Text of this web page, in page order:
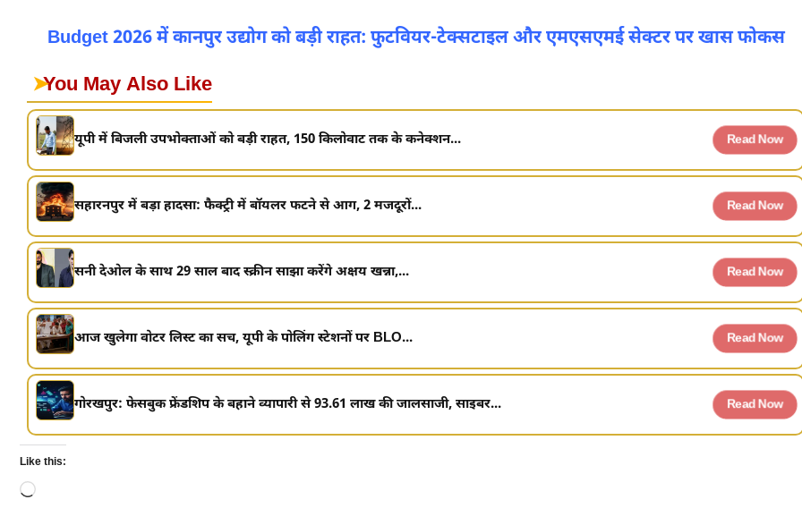
Budget 2026 में कानपुर उद्योग को बड़ी राहत: फुटवियर-टेक्सटाइल और एमएसएमई सेक्टर पर खास फोकस
➤You May Also Like
यूपी में बिजली उपभोक्ताओं को बड़ी राहत, 150 किलोवाट तक के कनेक्शन... Read Now
सहारनपुर में बड़ा हादसा: फैक्ट्री में बॉयलर फटने से आग, 2 मजदूरों... Read Now
सनी देओल के साथ 29 साल बाद स्क्रीन साझा करेंगे अक्षय खन्ना,... Read Now
आज खुलेगा वोटर लिस्ट का सच, यूपी के पोलिंग स्टेशनों पर BLO... Read Now
गोरखपुर: फेसबुक फ्रेंडशिप के बहाने व्यापारी से 93.61 लाख की जालसाजी, साइबर... Read Now
Like this:
Loading…